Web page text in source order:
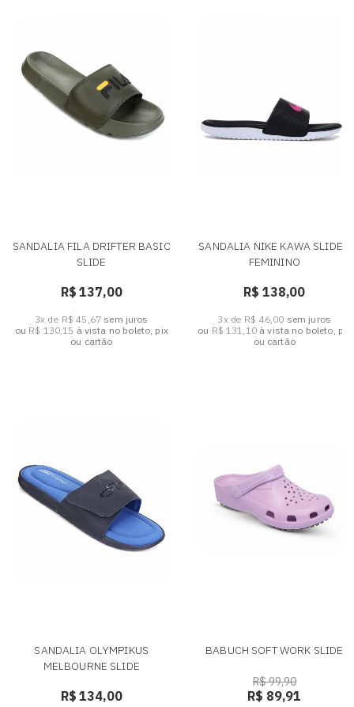
SANDALIA FILA DRIFTER BASIC
SLIDE
R$ 137,00
3x de R$ 45,67 sem juros
ou R$ 130,15 à vista no boleto, pix
ou cartão
SANDALIA NIKE KAWA SLIDE -
FEMININO
R$ 138,00
3x de R$ 46,00 sem juros
ou R$ 131,10à vista no boleto, pix
ou cartão
SANDALIA OLYMPIKUS
MELBOURNE SLIDE
R$ 134,00
BABUCH SOFT WORK SLIDE
R$ 99,90
R$ 89,91